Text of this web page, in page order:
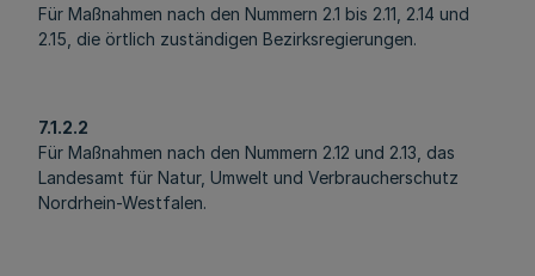
Für Maßnahmen nach den Nummern 2.1 bis 2.11, 2.14 und
2.15, die örtlich zuständigen Bezirksregierungen.
7.1.2.2
Für Maßnahmen nach den Nummern 2.12 und 2.13, das
Landesamt für Natur, Umwelt und Verbraucherschutz
Nordrhein-Westfalen.